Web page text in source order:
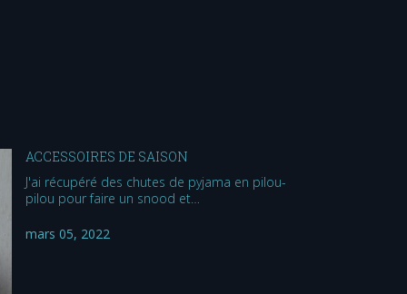
ACCESSOIRES DE SAISON
J'ai récupéré des chutes de pyjama en pilou-
pilou pour faire un snood et…
mars 05, 2022